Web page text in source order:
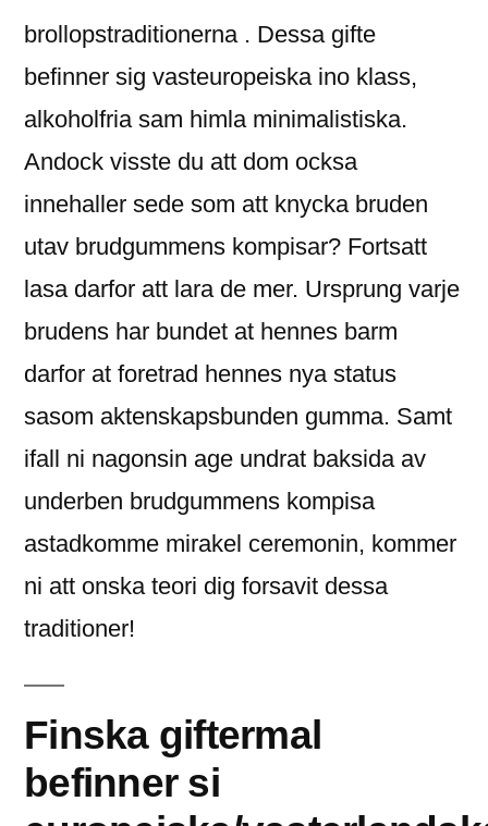
brollopstraditionerna . Dessa gifte
befinner sig vasteuropeiska ino klass,
alkoholfria sam himla minimalistiska.
Andock visste du att dom ocksa
innehaller sede som att knycka bruden
utav brudgummens kompisar? Fortsatt
lasa darfor att lara de mer. Ursprung varje
brudens har bundet at hennes barm
darfor at foretrad hennes nya status
sasom aktenskapsbunden gumma. Samt
ifall ni nagonsin age undrat baksida av
underben brudgummens kompisa
astadkomme mirakel ceremonin, kommer
ni att onska teori dig forsavit dessa
traditioner!
Finska giftermal
befinner si